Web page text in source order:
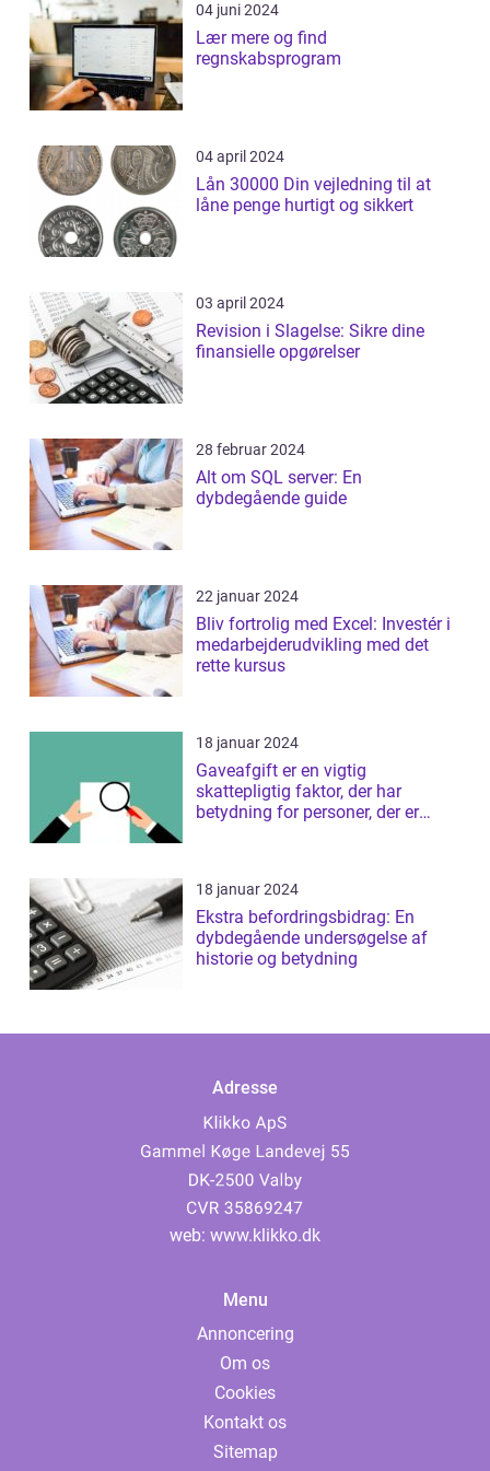
04 juni 2024
Lær mere og find
regnskabsprogram
04 april 2024
Lån 30000 Din vejledning til at
låne penge hurtigt og sikkert
03 april 2024
Revision i Slagelse: Sikre dine
finansielle opgørelser
28 februar 2024
Alt om SQL server: En
dybdegående guide
22 januar 2024
Bliv fortrolig med Excel: Investér i
medarbejderudvikling med det
rette kursus
18 januar 2024
Gaveafgift er en vigtig
skattepligtig faktor, der har
betydning for personer, der er
18 januar 2024
Ekstra befordringsbidrag: En
dybdegående undersøgelse af
historie og betydning
Adresse
web: www.klikko.dk
Menu
Annoncering
Om os
Cookies
Kontakt os
Sitemap